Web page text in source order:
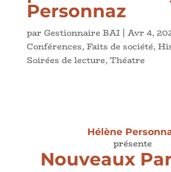
Personnaz
par Gestionnaire BAI| Avr 4,
Conférences,Faits de société,
Soirées de lecture,Théatre
Hélène
présente
Nouveaux